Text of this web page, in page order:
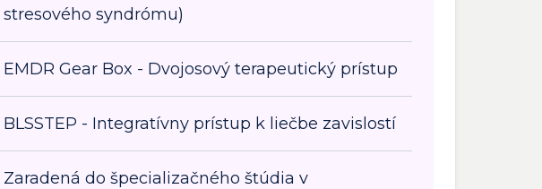
stresového syndrómu)
EMDR Gear Box - Dvojosový terapeutický prístup
BLSSTEP - Integratívny prístup k liečbe zavislostí
Zaradená do špecializačného štúdia v